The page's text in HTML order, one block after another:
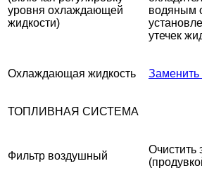
уровня охлаждающей
жидкости)
водяным
утечек
Охлаждающая жидкость
ТОПЛИВНАЯ СИСТЕМА
Фильтр воздушный
Очистить